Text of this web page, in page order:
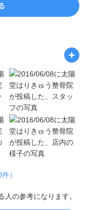
）
の参考になります。